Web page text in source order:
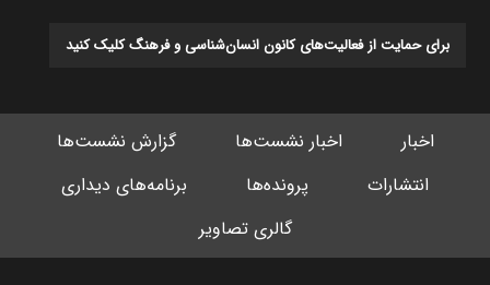
برای حمایت از فعالیت‌های کانون انسان‌شناسی و فرهنگ کلیک کنید
اخبار اخبار نشست‌ها
گزارش نشست‌ها
انتشارات
پرونده‌ها
برنامه‌های دیداری
گالری تصاویر